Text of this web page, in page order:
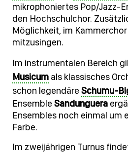
mikrophoniertes Pop/Jazz-
den Hochschulchor.
Möglichkeit, im
mitzusingen.
Im instrumentalen Bereich
Musicum als klassisches
schon legendäre Schumu-
Ensemble Sandunguera
Ensembles noch einmal um
Farbe.
Im zweijährigen Turnus